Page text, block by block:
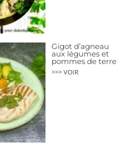
Gigot d’agneau
aux légumes et
pommes de terre
>>> VOIR